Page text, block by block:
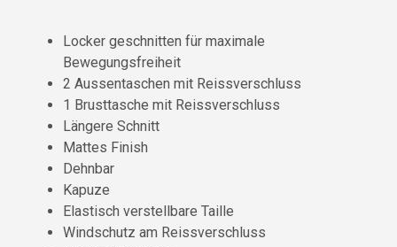
Locker geschnitten für maximale
Bewegungsfreiheit
2 Aussentaschen mit Reissverschluss
1 Brusttasche mit Reissverschluss
Längere Schnitt
Mattes Finish
Dehnbar
Kapuze
Elastisch verstellbare Taille
Windschutz am Reissverschluss